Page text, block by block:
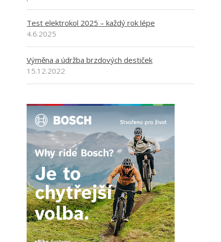
Test elektrokol 2025 – každý rok lépe
4.6.2025
Výměna a údržba brzdových destiček
15.12.2022